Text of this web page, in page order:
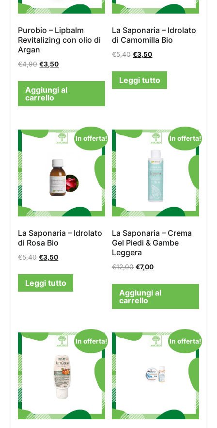
Purobio – Lipbalm
Revitalizing con olio di
Argan
€4,90 €3,50
Aggiungi al
carrello
La Saponaria – Idrolato
di Camomilla Bio
€5,40 €3,50
Leggi tutto
In offerta!
La Saponaria – Idrolato
di Rosa Bio
€5,40 €3,50
Leggi tutto
In offerta!
La Saponaria – Crema
Gel Piedi & Gambe
Leggera
€12,00 €7,00
Aggiungi al
carrello
In offerta! In offerta!